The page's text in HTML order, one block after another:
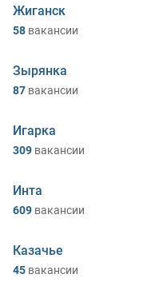
Жиганск
58 вакансии
Зырянка
87 вакансии
Игарка
309 вакансии
Инта
609 вакансии
Казачье
45 вакансии